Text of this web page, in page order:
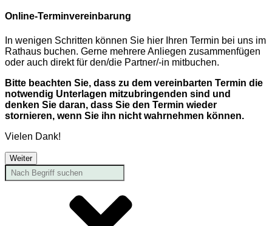
Online-Terminvereinbarung
In wenigen Schritten können Sie hier Ihren Termin bei uns im
Rathaus buchen. Gerne mehrere Anliegen zusammenfügen
oder auch direkt für den/die Partner/-in mitbuchen.
Bitte beachten Sie, dass zu dem vereinbarten Termin die
notwendig Unterlagen mitzubringenden sind und
denken Sie daran, dass Sie den Termin wieder
stornieren, wenn Sie ihn nicht wahrnehmen können.
Vielen Dank!
Weiter